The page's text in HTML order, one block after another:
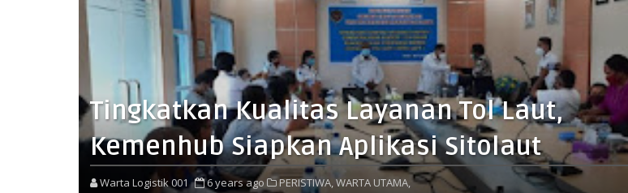
Tingkatkan Kualitas Layanan Tol Laut,
Kemenhub Siapkan Aplikasi Sitolaut
Warta Logistik 001 6 years ago PERISTIWA,WARTA UTAMA,